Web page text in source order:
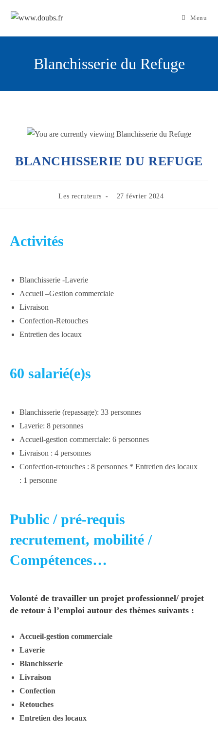
Menu
Blanchisserie du Refuge
BLANCHISSERIE DU REFUGE
Post
Les recruteurs
Publication
27 février 2024
Activités
Blanchisserie -Laverie
Accueil –Gestion commerciale
Livraison
Confection-Retouches
Entretien des locaux
60 salarié(e)s
Blanchisserie (repassage): 33 personnes
Laverie: 8 personnes
Accueil-gestion commerciale: 6 personnes
Livraison : 4 personnes
Confection-retouches : 8 personnes * Entretien des locaux
: 1 personne
Public / pré-requis
recrutement, mobilité /
Compétences…
Volonté de travailler un projet professionnel/ projet
de retour à l’emploi autour des thèmes suivants :
Accueil-gestion commerciale
Laverie
Blanchisserie
Livraison
Confection
Retouches
Entretien des locaux